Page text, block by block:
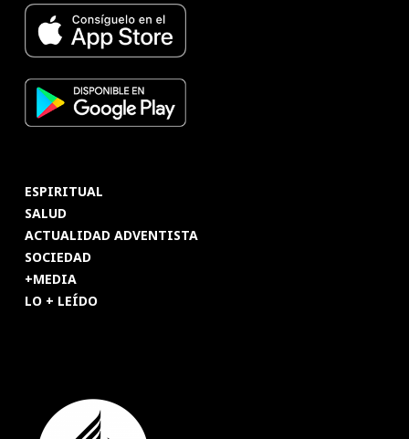
ESPIRITUAL
SALUD
ACTUALIDAD ADVENTISTA
SOCIEDAD
+MEDIA
LO + LEÍDO